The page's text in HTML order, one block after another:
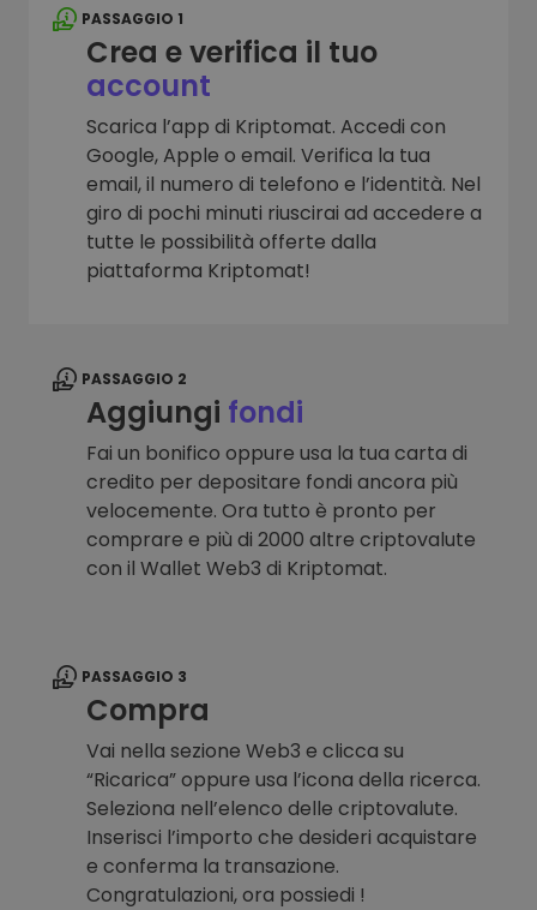
PASSAGGIO 1
Crea e verifica il tuo
account
Scarica l’app di Kriptomat. Accedi con
Google, Apple o email. Verifica la tua
email, il numero di telefono e l’identità. Nel
giro di pochi minuti riuscirai ad accedere a
tutte le possibilità offerte dalla
piattaforma Kriptomat!
PASSAGGIO 2
Aggiungi fondi
Fai un bonifico oppure usa la tua carta di
credito per depositare fondi ancora più
velocemente. Ora tutto è pronto per
comprare e più di 2000 altre criptovalute
con il Wallet Web3 di Kriptomat.
PASSAGGIO 3
Compra
Vai nella sezione Web3 e clicca su
“Ricarica” oppure usa l’icona della ricerca.
Seleziona nell’elenco delle criptovalute.
Inserisci l’importo che desideri acquistare
e conferma la transazione.
Congratulazioni, ora possiedi !